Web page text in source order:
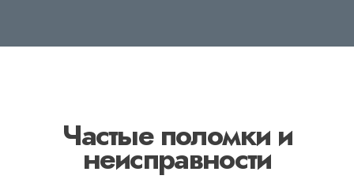
Частые поломки и
неисправности